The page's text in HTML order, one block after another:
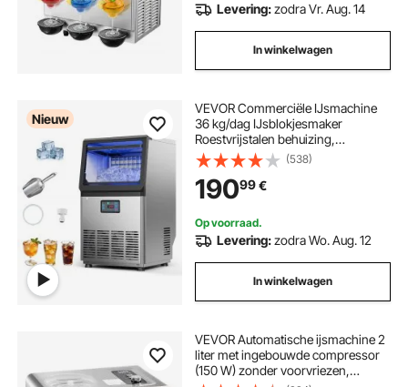
Levering:zodra Vr. Aug. 14
In winkelwagen
Nieuw
VEVOR Commerciële IJsmachine
36 kg/dag IJsblokjesmaker
Roestvrijstalen behuizing,
Onderbouw ijsblokjesmachine met
LED-display en zelfreinigende
functie, voor thuisbar en restaurant
(538)
19099€
Op voorraad.
Levering:zodra Wo. Aug. 12
In winkelwagen
VEVOR Automatische ijsmachine 2
liter met ingebouwde compressor
(150 W) zonder voorvriezen,